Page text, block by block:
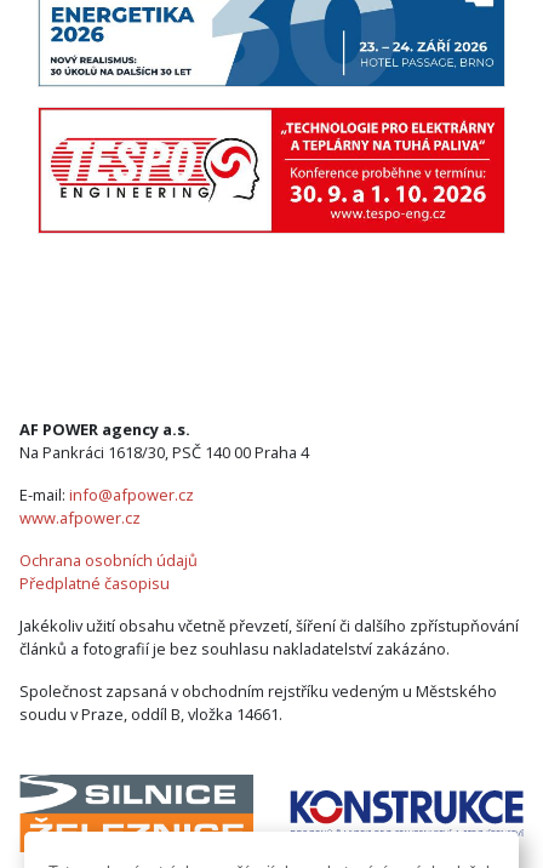
AF POWER agency a.s.
Na Pankráci 1618/30, PSČ 140 00 Praha 4
E-mail: info@afpower.cz
www.afpower.cz
Ochrana osobních údajů
Předplatné časopisu
Jakékoliv užití obsahu včetně převzetí, šíření či dalšího zpřístupňování
článků a fotografií je bez souhlasu nakladatelství zakázáno.
Společnost zapsaná v obchodním rejstříku vedeným u Městského
soudu v Praze, oddíl B, vložka 14661.